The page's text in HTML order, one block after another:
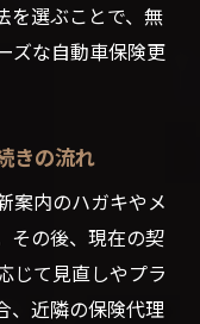
を選ぶことで、無
ズな自動車保険更
きの流れ
案内のハガキやメ
その後、現在の契
じて見直しやプラ
、近隣の保険代理